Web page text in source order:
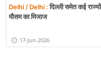
Delhi / Delhi :दिल्ली समेत कई
मौसम का मिजाज
17-Jun-2026